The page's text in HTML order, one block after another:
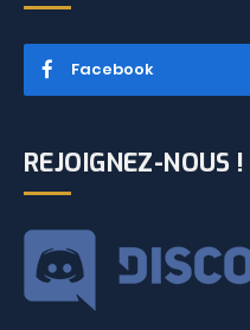
Facebook
REJOIGNEZ-NOUS !